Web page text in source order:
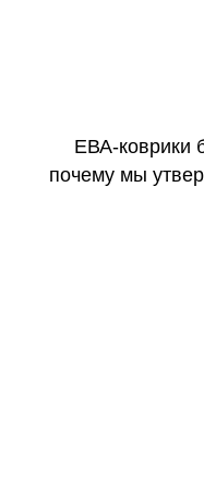
ЕВА-коврики
почему мы